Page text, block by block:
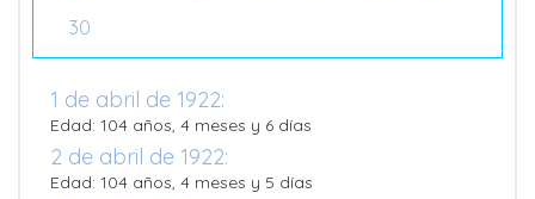
30
1 de abril de 1922:
Edad: 104 años, 4 meses y 6 días
2 de abril de 1922:
Edad: 104 años, 4 meses y 5 días